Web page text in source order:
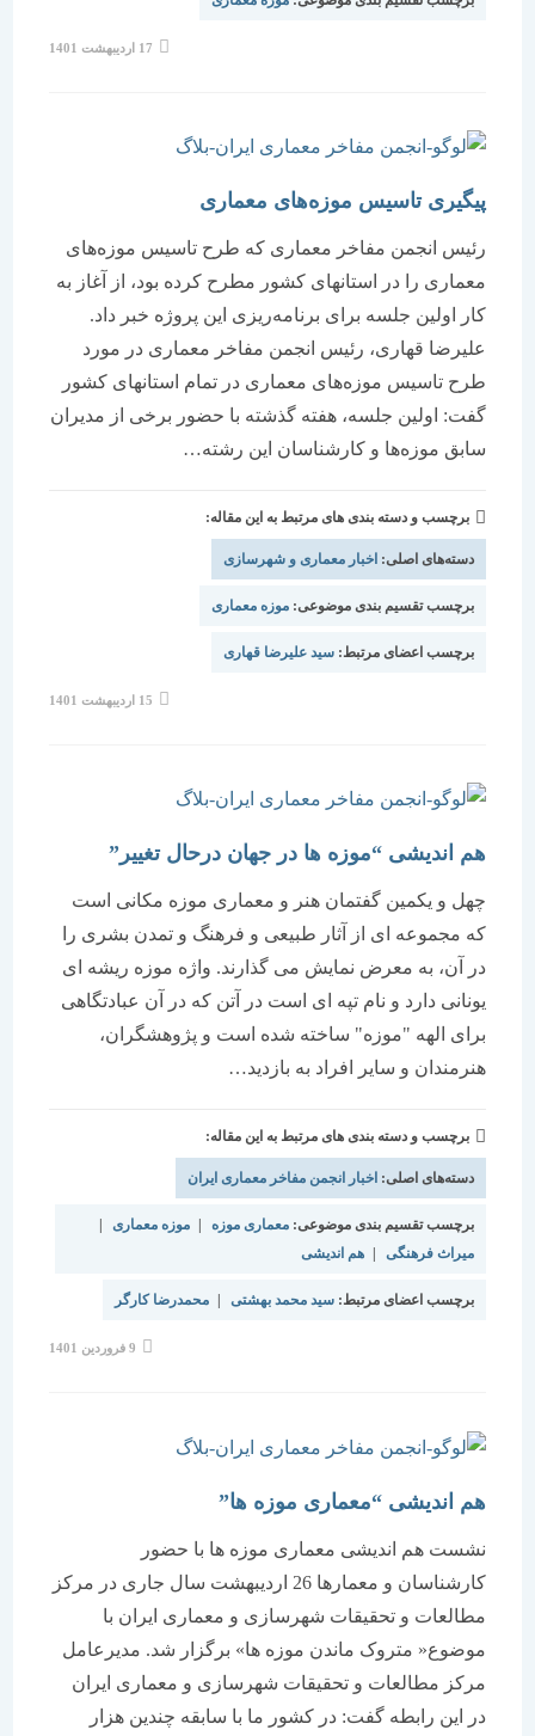
پیگیری تاسیس موزه‌های معماری
رئیس انجمن مفاخر معماری که طرح تاسیس موزه‌های
معماری را در استانهای کشور مطرح کرده بود، از آغاز به
کار اولین جلسه برای برنامه‌ریزی این پروژه خبر داد.
علیرضا قهاری، رئیس انجمن مفاخر معماری در مورد
طرح تاسیس موزه‌های معماری در تمام استانهای کشور
گفت: اولین جلسه، هفته گذشته با حضور برخی از مدیران
سابق موزه‌ها و کارشناسان این رشته…
برچسب و دسته بندی های مرتبط به این مقاله:
دسته‌های اصلی:اخبار معماری و شهرسازی
برچسب تقسیم بندی موضوعی:موزه معماری
برچسب اعضای مرتبط: سید علیرضا قهاری
هم اندیشی “موزه ها در جهان درحال تغییر”
چهل و یکمین گفتمان هنر و معماری موزه مکانی است
که مجموعه ای از آثار طبیعی و فرهنگ و تمدن بشری را
در آن، به معرض نمایش می گذارند. واژه موزه ریشه ای
یونانی دارد و نام تپه ای است در آتن که در آن عبادتگاهی
برای الهه "موزه" ساخته شده است و پژوهشگران،
هنرمندان و سایر افراد به بازدید…
برچسب و دسته بندی های مرتبط به این مقاله:
دسته‌های اصلی:اخبار انجمن مفاخر معماری ایران
برچسب تقسیم بندی موضوعی:معماری موزه | موزه معماری
|
میراث فرهنگی | هم اندیشی
برچسب اعضای مرتبط: سید محمد بهشتی | محمدرضا کارگر
هم اندیشی “معماری موزه ها”
نشست هم اندیشی معماری موزه ها با حضور
کارشناسان و معمارها 26 اردیبهشت سال جاری در مرکز
مطالعات و تحقیقات شهرسازی و معماری ایران با
موضوع« متروک ماندن موزه ها» برگزار شد. مدیرعامل
مرکز مطالعات و تحقیقات شهرسازی و معماری ایران
در این رابطه گفت: در کشور ما با سابقه چندین هزار